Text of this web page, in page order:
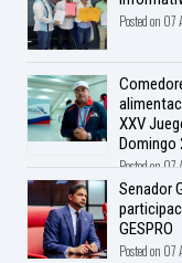
Posted on
XXV
Domingo
Posted on
Senador
GESPRO
Posted on